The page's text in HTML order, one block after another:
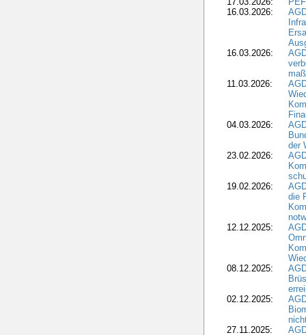
16.03.2026:
16.03.2026:
11.03.2026:
04.03.2026:
der
23.02.2026:
19.02.2026:
die
12.12.2025:
08.12.2025:
02.12.2025:
27.11.2025: